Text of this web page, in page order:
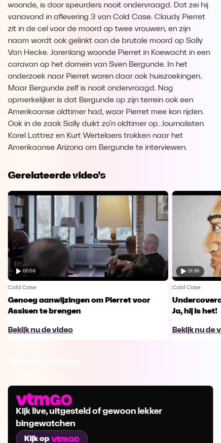
woonde, is door speurders nooit ondervraagd. Dat zei hij
vanavond in aflevering 3 van Cold Case. Claudy Pierret
zit in de cel voor de moord op twee vrouwen, en zijn
naam wordt ook gelinkt aan de brutale moord op Sally
Van Hecke. Jarenlang woonde Pierret in Koewacht in een
caravan op het domein van Sven Bergunde. In het
onderzoek naar Pierret waren daar ook huiszoekingen.
Maar Bergunde zelf is nooit ondervraagd. Nog
opmerkelijker is dat Bergunde op zijn terrein ook een
Amerikaanse oldtimer had, waar Pierret mee kon rijden.
Ook in de zaak Sally duikt zo’n oldtimer op. Journalisten
Karel Lattrez en Kurt Wertelaers trokken naar het
Amerikaanse Arizona om Bergunde te interviewen.
Gerelateerde video's
00:58
Cold Case
Genoeg aanwijzingen om Pierret voor
Assisen te brengen
Bekijk nu de video
01:36
Cold Case
Ja, hij is het!
Bekijk nu de
Kijk live, uitgesteld of gewoon lekker
bingewatchen
Kijk op